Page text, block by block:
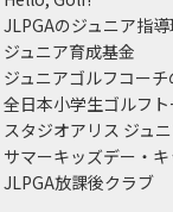
JLPGAのジュニア指
ジュニア育成基金
ジュニアゴルフコー
全日本小学生ゴルフ
スタジオアリス ジュ
サマーキッズデー・
JLPGA放課後クラブ